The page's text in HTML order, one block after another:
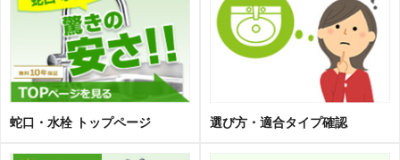
蛇口・水栓 トップページ 選び方・適合タイプ確認